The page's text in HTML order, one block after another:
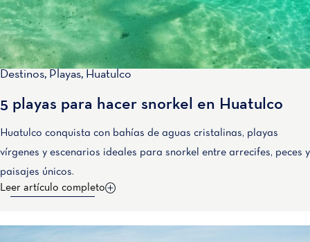
Destinos, Playas, Huatulco
5 playas para hacer snorkel en Huatulco
Huatulco conquista con bahías de aguas cristalinas, playas
vírgenes y escenarios ideales para snorkel entre arrecifes, peces y
paisajes únicos.
Leer artículo completo